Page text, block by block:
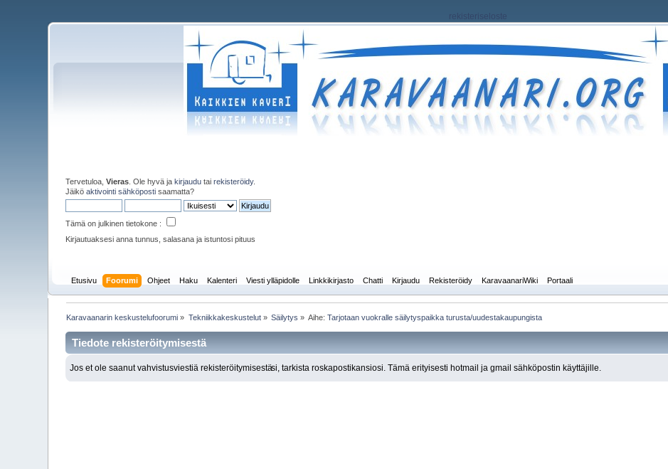
rekisteriseloste
Tervetuloa,Vieras . Ole hyvä jakirjaudu tairekisteröidy.
Jäiköaktivointi sähköposti saamatta?
Tämä on julkinen tietokone :
Kirjautuaksesi anna tunnus, salasana ja istuntosi pituus
Etusivu Foorumi Ohjeet Haku Kalenteri Viesti ylläpidolle Linkkikirjasto Chatti Kirjaudu Rekisteröidy KaravaanariWiki Portaali
Karavaanarin keskustelufoorumi » Tekniikkakeskustelut» Säilytys » Aihe:Tarjotaan vuokralle säilytyspaikka turusta/uudestakaupungista
Tiedote rekisteröitymisestä
Jos et ole saanut vahvistusviestiä rekisteröitymisestäsi, tarkista roskapostikansiosi. Tämä erityisesti hotmail ja gmail sähköpostin käyttäjille.